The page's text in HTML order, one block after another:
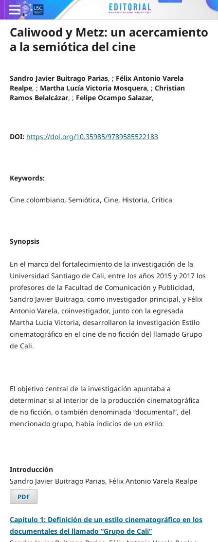
Caliwood y Metz: un acercamiento
a la semiótica del cine
Sandro Javier Buitrago Parias, ; Félix Antonio Varela
Realpe, ; Martha Lucía Victoria Mosquera, ; Christian
Ramos Belalcázar, ; Felipe Ocampo Salazar,
DOI: https://doi.org/10.35985/9789585522183
Keywords:
Cine colombiano, Semiótica, Cine, Historia, Crítica
Synopsis
En el marco del fortalecimiento de la investigación de la
Universidad Santiago de Cali, entre los años 2015 y 2017 los
profesores de la Facultad de Comunicación y Publicidad,
Sandro Javier Buitrago, como investigador principal, y Félix
Antonio Varela, coinvestigador, junto con la egresada
Martha Lucia Victoria, desarrollaron la investigación Estilo
cinematográfico en el cine de no ficción del llamado Grupo
de Cali.
El objetivo central de la investigación apuntaba a
determinar si al interior de la producción cinematográfica
de no ficción, o también denominada “documental”, del
mencionado grupo, había indicios de un estilo.
Introducción
Sandro Javier Buitrago Parias, Félix Antonio Varela Realpe
PDF
Capítulo 1: Definición de un estilo cinematográfico en los
documentales del llamado “Grupo de Cali”